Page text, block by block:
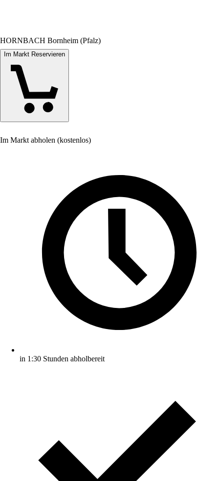
HORNBACH Bornheim (Pfalz)
Im Markt Reservieren
Im Markt abholen (kostenlos)
in 1:30 Stunden abholbereit